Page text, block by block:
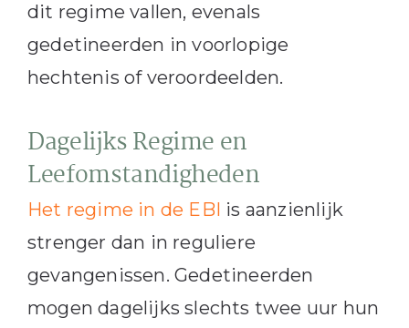
dit regime vallen, evenals
gedetineerden in voorlopige
hechtenis of veroordeelden.
Dagelijks Regime en
Leefomstandigheden
Het regime in de EBI is aanzienlijk
strenger dan in reguliere
gevangenissen. Gedetineerden
mogen dagelijks slechts twee uur hun